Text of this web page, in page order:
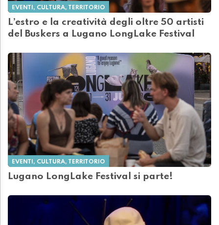
EVENTI, CULTURA, TERRITORIO
L’estro e la creatività degli oltre 50 artisti
del Buskers a Lugano LongLake Festival
EVENTI, CULTURA, TERRITORIO
Lugano LongLake Festival si parte!